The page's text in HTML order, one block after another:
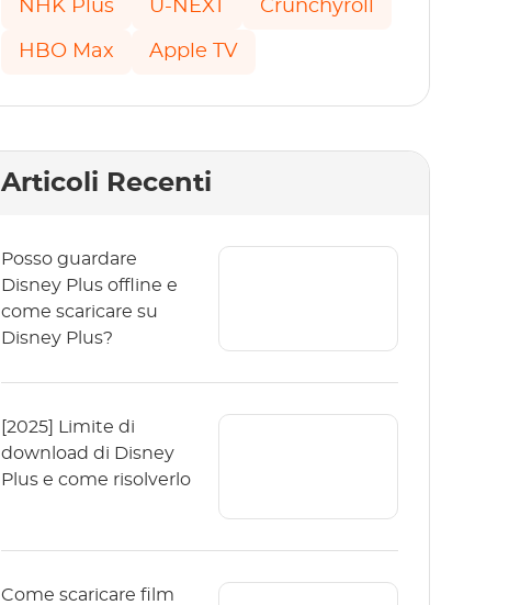
NHK Plus U-NEXT Crunchyroll
HBO Max Apple TV
Articoli Recenti
Posso guardare
Disney Plus offline e
come scaricare su
Disney Plus?
[2025] Limite di
download di Disney
Plus e come risolverlo
Come scaricare film